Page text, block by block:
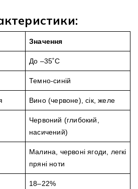
Значення
До –35˚C
Темно-синій
Вино (червоне), сік, желе
Червоний (глибокий,
насичений)
Малина, червоні ягоди, легкі
пряні ноти
18–22%